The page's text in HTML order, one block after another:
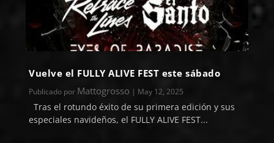
Vuelve el FULLY ALIVE FEST este sábado
Publicado por Mattogrosso | May 12, 2025
Tras el rotundo éxito de su primera edición y sus
especiales navideños, el FULLY ALIVE FEST...